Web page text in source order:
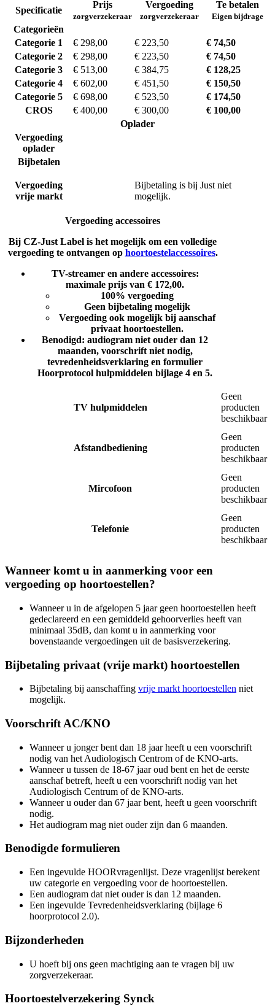
Specificatie
Prijs
zorgverzekeraar
Vergoeding
zorgverzekeraar
Te betalen
Eigen bijdrage
Categorieën
Categorie 1
€ 298,00 € 223,50
€ 74,50
Categorie 2
€ 298,00 € 223,50
€ 74,50
Categorie 3
€ 513,00 € 384,75
€ 128,25
Categorie 4
€ 602,00 € 451,50
€ 150,50
Categorie 5
€ 698,00 € 523,50
€ 174,50
CROS
€ 400,00 € 300,00
€ 100,00
Oplader
Vergoeding
oplader
Bijbetalen
Vergoeding
vrije markt
Bijbetaling is bij Just niet
mogelijk.
Vergoeding accessoires
Bij CZ-Just Label is het mogelijk om een volledige
vergoeding te ontvangen op hoortoestelaccessoires.
TV-streamer en andere accessoires:
maximale prijs van € 172,00.
100% vergoeding
Geen bijbetaling mogelijk
Vergoeding ook mogelijk bij aanschaf
privaat hoortoestellen.
Benodigd: audiogram niet ouder dan 12
maanden, voorschrift niet nodig,
tevredenheidsverklaring en formulier
Hoorprotocol hulpmiddelen bijlage 4 en 5.
TV hulpmiddelen
Geen
producten
beschikbaar
Afstandbediening
Geen
producten
beschikbaar
Mircofoon
Geen
producten
beschikbaar
Telefonie
Geen
producten
beschikbaar
Wanneer komt u in aanmerking voor een
vergoeding op hoortoestellen?
Wanneer u in de afgelopen 5 jaar geen hoortoestellen heeft
gedeclareerd en een gemiddeld gehoorverlies heeft van
minimaal 35dB, dan komt u in aanmerking voor
bovenstaande vergoedingen uit de basisverzekering.
Bijbetaling privaat (vrije markt) hoortoestellen
Bijbetaling bij aanschaffing vrije markt hoortoestellen niet
mogelijk.
Voorschrift AC/KNO
Wanneer u jonger bent dan 18 jaar heeft u een voorschrift
nodig van het Audiologisch Centrom of de KNO-arts.
Wanneer u tussen de 18-67 jaar oud bent en het de eerste
aanschaf betreft, heeft u een voorschrift nodig van het
Audiologisch Centrum of de KNO-arts.
Wanneer u ouder dan 67 jaar bent, heeft u geen voorschrift
nodig.
Het audiogram mag niet ouder zijn dan 6 maanden.
Benodigde formulieren
Een ingevulde HOORvragenlijst. Deze vragenlijst berekent
uw categorie en vergoeding voor de hoortoestellen.
Een audiogram dat niet ouder is dan 12 maanden.
Een ingevulde Tevredenheidsverklaring (bijlage 6
hoorprotocol 2.0).
Bijzonderheden
U hoeft bij ons geen machtiging aan te vragen bij uw
zorgverzekeraar.
Hoortoestelverzekering Synck